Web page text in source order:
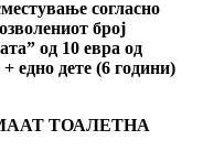
согласно
број
од 10 евра од
едно дете (6 години)
ТОАЛЕТНА